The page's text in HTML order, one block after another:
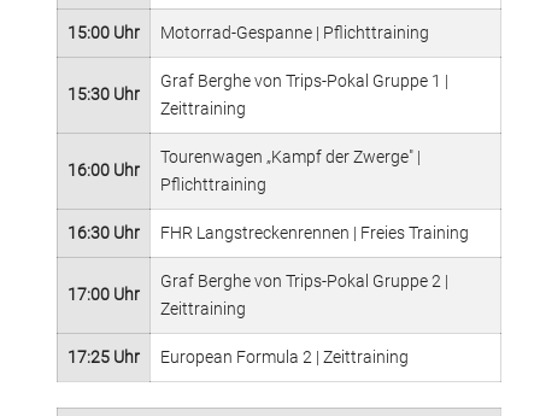
15:00 Uhr Motorrad-Gespanne | Pflichttraining
15:30 Uhr
Graf Berghe von Trips-Pokal Gruppe 1 |
Zeittraining
16:00 Uhr
Tourenwagen „Kampf der Zwerge" |
Pflichttraining
16:30 Uhr FHR Langstreckenrennen | Freies Training
17:00 Uhr
Graf Berghe von Trips-Pokal Gruppe 2 |
Zeittraining
17:25 Uhr European Formula 2 | Zeittraining